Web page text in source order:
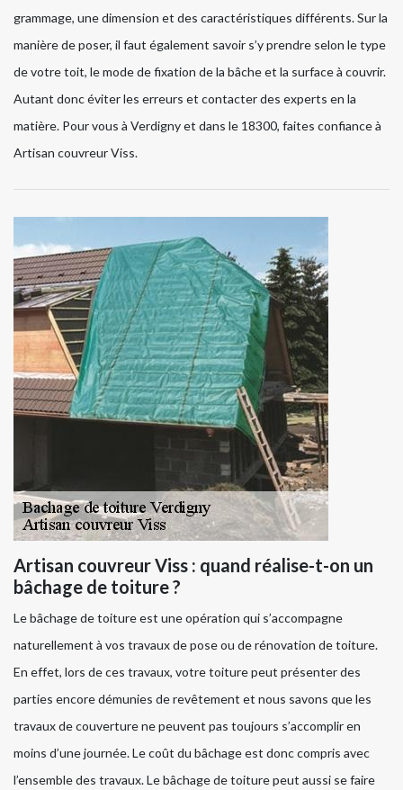
grammage, une dimension et des caractéristiques différents. Sur la
manière de poser, il faut également savoir s’y prendre selon le type
de votre toit, le mode de fixation de la bâche et la surface à couvrir.
Autant donc éviter les erreurs et contacter des experts en la
matière. Pour vous à Verdigny et dans le 18300, faites confiance à
Artisan couvreur Viss.
Artisan couvreur Viss : quand réalise-t-on un
bâchage de toiture ?
Le bâchage de toiture est une opération qui s’accompagne
naturellement à vos travaux de pose ou de rénovation de toiture.
En effet, lors de ces travaux, votre toiture peut présenter des
parties encore démunies de revêtement et nous savons que les
travaux de couverture ne peuvent pas toujours s’accomplir en
moins d’une journée. Le coût du bâchage est donc compris avec
l’ensemble des travaux. Le bâchage de toiture peut aussi se faire